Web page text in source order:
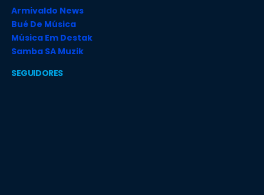
Armivaldo News
Bué De Música
Música Em Destak
Samba SA Muzik
SEGUIDORES